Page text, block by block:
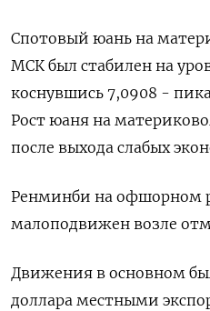
Спотовый юань на
МСК был стабилен на
коснувшись 7,0908 -
Рост юаня на
после выхода слабых
Ренминби на офшорном
малоподвижен возле
Движения в основном
доллара местными